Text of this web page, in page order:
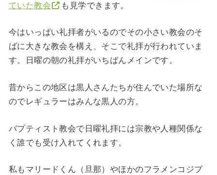
ていた教会
も見学できます。
今はいっぱい礼拝者がいるのでその小さい教会のそ
ばに大きな教会を構え、そこで礼拝が行われていま
す。日曜の朝の礼拝がいちばんメインです。
昔からこの地区は黒人さんたちが住んでいた場所な
のでレギュラーはみんな黒人の方。
バプティスト教会で日曜礼拝には宗教や人種関係な
く誰でも受け入れてくれます。
私もマリードくん（旦那）やほかのフラメンコジプ